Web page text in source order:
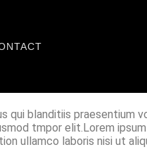
qui blanditiis
tmpor elit.Lorem
ullamco laboris nisi ut